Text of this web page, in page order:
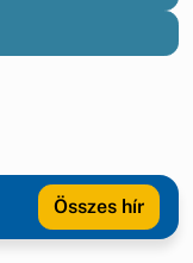
Összes hír